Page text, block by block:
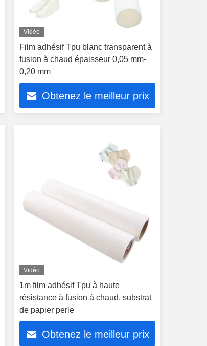
Vidéo
Film adhésif Tpu blanc transparent à
fusion à chaud épaisseur 0,05 mm-
0,20 mm
Obtenez le meilleur prix
Vidéo
1m film adhésif Tpu à haute
résistance à fusion à chaud, substrat
de papier perle
Obtenez le meilleur prix